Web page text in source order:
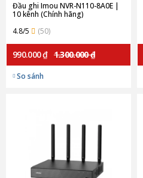
Đầu ghi Imou NVR-N110-8A0E |
10 kênh (Chính hãng)
4.8/5
(50)
990.000 ₫ 1.300.000 ₫
So sánh